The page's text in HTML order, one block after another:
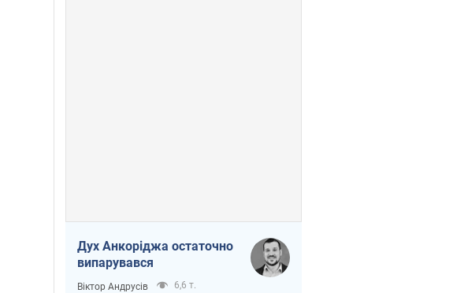
Дух Анкоріджа остаточно
випарувався
Віктор Андрусів 6,6 т.